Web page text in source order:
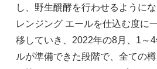
し、野生醗酵を行わせるように
レンジング エールを仕込む度に
移していき、2022年の8月、1～
ルが準備できた段階で、全ての